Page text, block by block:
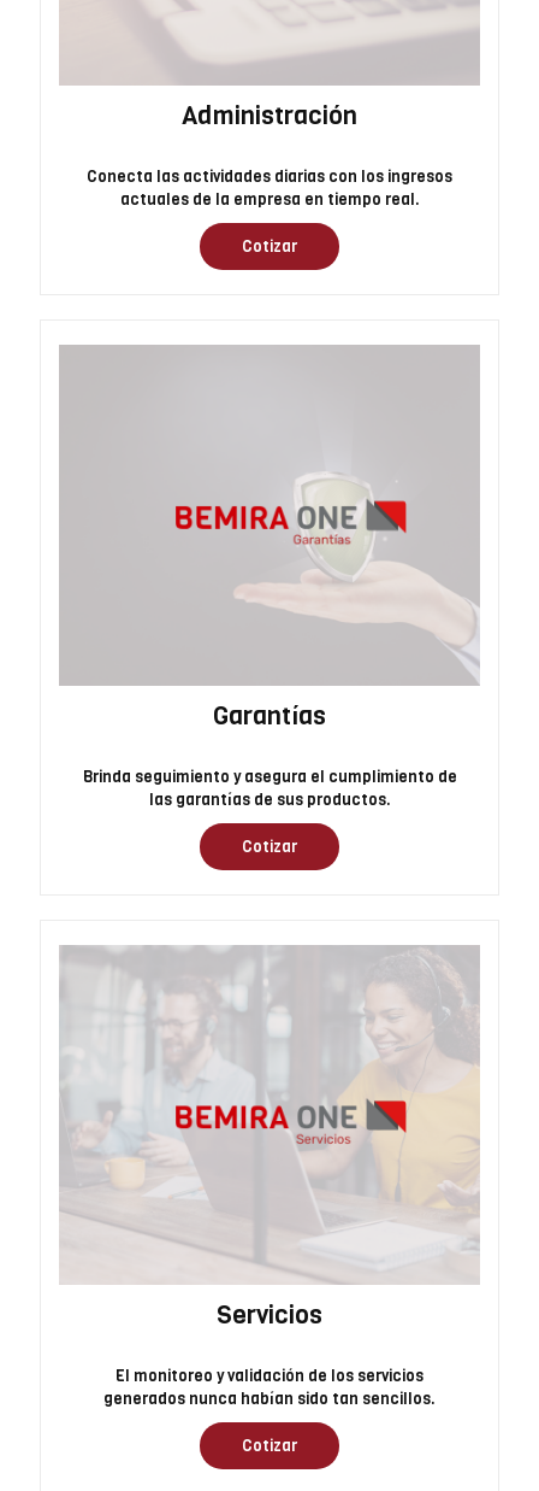
Administración
Conecta las actividades diarias con los ingresos
actuales de la empresa en tiempo real.
Cotizar
Garantías
Brinda seguimiento y asegura el cumplimiento de
las garantías de sus productos.
Cotizar
Servicios
El monitoreo y validación de los servicios
generados nunca habían sido tan sencillos.
Cotizar